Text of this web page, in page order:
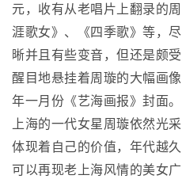
元，收有从老唱片上翻录的
涯歌女》、《四季歌》等，
晰并且有些变音，但还是颇
醒目地悬挂着周璇的大幅画
年一月份《艺海画报》封面
上海的一代女星周璇依然光
体现着自己的价值，年代越
可以再现老上海风情的美女